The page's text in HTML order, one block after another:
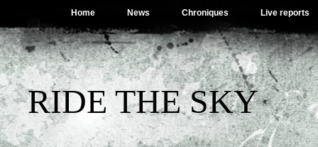
Home News Chroniques Live reports
RIDE THE SKY